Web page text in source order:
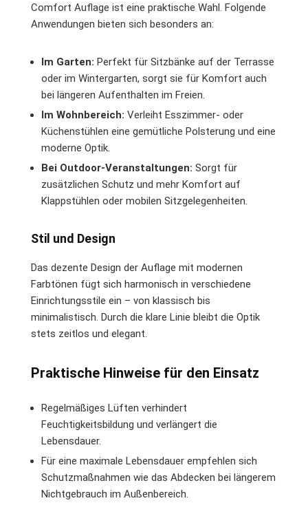
Comfort Auflage ist eine praktische Wahl. Folgende
Anwendungen bieten sich besonders an:
Im Garten: Perfekt für Sitzbänke auf der Terrasse
oder im Wintergarten, sorgt sie für Komfort auch
bei längeren Aufenthalten im Freien.
Im Wohnbereich: Verleiht Esszimmer- oder
Küchenstühlen eine gemütliche Polsterung und eine
moderne Optik.
Bei Outdoor-Veranstaltungen: Sorgt für
zusätzlichen Schutz und mehr Komfort auf
Klappstühlen oder mobilen Sitzgelegenheiten.
Stil und Design
Das dezente Design der Auflage mit modernen
Farbtönen fügt sich harmonisch in verschiedene
Einrichtungsstile ein – von klassisch bis
minimalistisch. Durch die klare Linie bleibt die Optik
stets zeitlos und elegant.
Praktische Hinweise für den Einsatz
Regelmäßiges Lüften verhindert
Feuchtigkeitsbildung und verlängert die
Lebensdauer.
Für eine maximale Lebensdauer empfehlen sich
Schutzmaßnahmen wie das Abdecken bei längerem
Nichtgebrauch im Außenbereich.